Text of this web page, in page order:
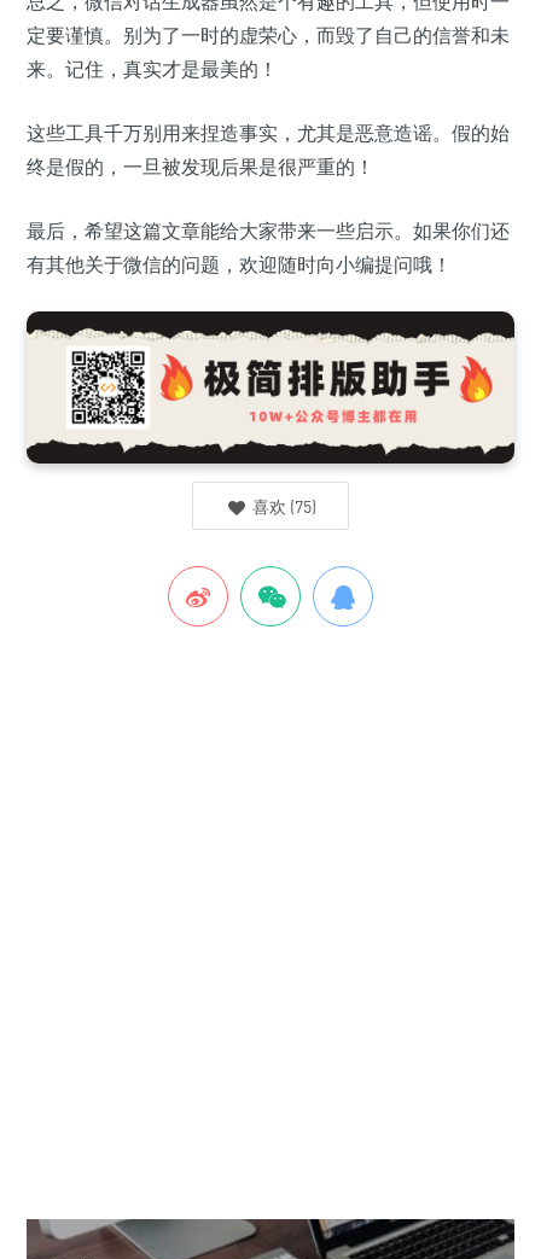
定要谨慎。别为了一时的虚荣心，而毁了自己的信誉和未
来。记住，真实才是最美的！
这些工具千万别用来捏造事实，尤其是恶意造谣。假的始
终是假的，一旦被发现后果是很严重的！
最后，希望这篇文章能给大家带来一些启示。如果你们还
有其他关于微信的问题，欢迎随时向小编提问哦！
喜欢 (75)